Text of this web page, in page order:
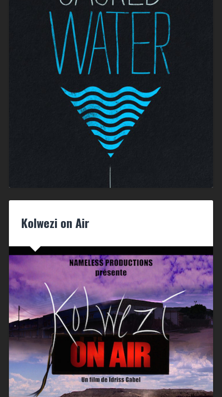
Kolwezi on Air